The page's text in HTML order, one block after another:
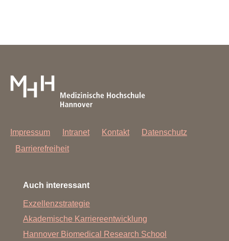
Impressum Intranet Kontakt
Datenschutz
Barrierefreiheit
Auch interessant
Exzellenzstrategie
Akademische Karriereentwicklung
Hannover Biomedical Research School